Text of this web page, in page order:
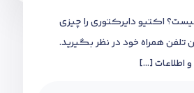
اکتیو دایرکتوری را چیزی
تلفن همراه خود در نظر بگیرید.
اطلاعات […]